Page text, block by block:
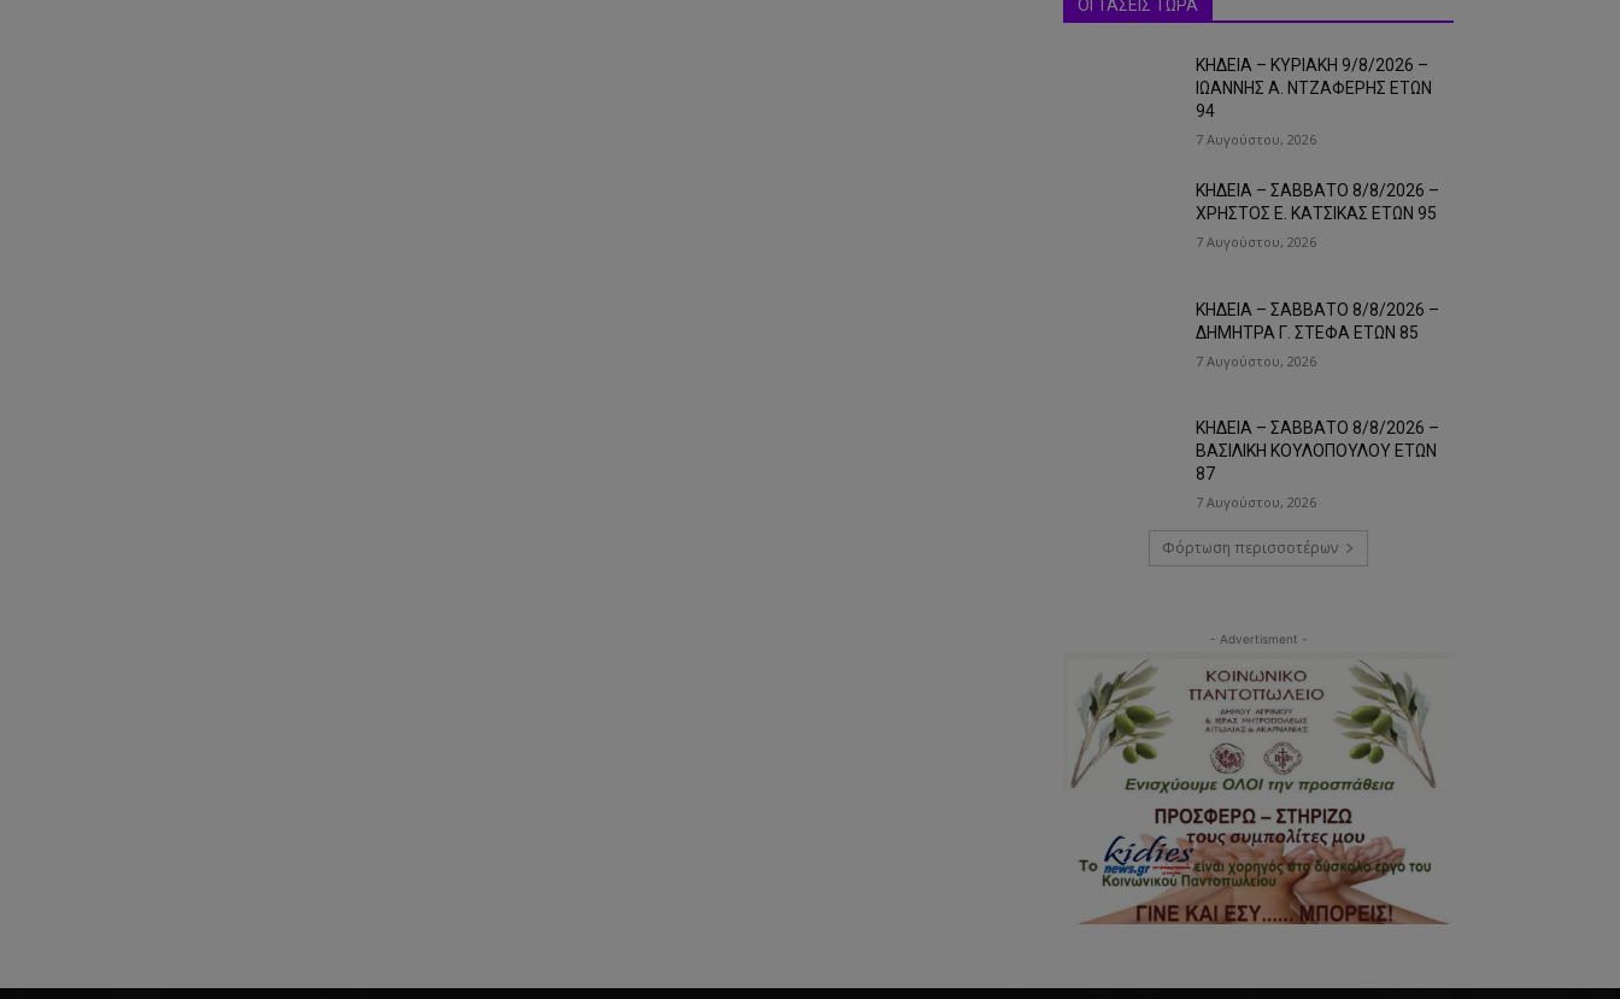
ΟΙ ΤΑΣΕΙΣ ΤΩΡΑ
ΚΗΔΕΙΑ – ΚΥΡΙΑΚΗ 9/8/2026 –
ΙΩΑΝΝΗΣ Α. ΝΤΖΑΦΕΡΗΣ ΕΤΩΝ
94
7 Αυγούστου, 2026
ΚΗΔΕΙΑ – ΣΑΒΒΑΤΟ 8/8/2026 –
ΧΡΗΣΤΟΣ Ε. ΚΑΤΣΙΚΑΣ ΕΤΩΝ 95
7 Αυγούστου, 2026
ΚΗΔΕΙΑ – ΣΑΒΒΑΤΟ 8/8/2026 –
ΔΗΜΗΤΡΑ Γ. ΣΤΕΦΑ ΕΤΩΝ 85
7 Αυγούστου, 2026
ΚΗΔΕΙΑ – ΣΑΒΒΑΤΟ 8/8/2026 –
ΒΑΣΙΛΙΚΗ ΚΟΥΛΟΠΟΥΛΟΥ ΕΤΩΝ
87
7 Αυγούστου, 2026
Φόρτωση περισσοτέρων
- Advertisment -